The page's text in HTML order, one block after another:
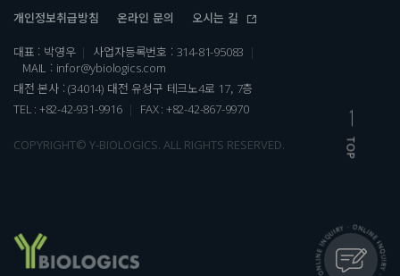
개인정보취급방침 온라인 문의
오시는 길
대표 : 박영우
사업자등록번호 : 314-81-95083
MAIL : infor@ybiologics.com
대전 본사 :(34014) 대전 유성구 테크노4로 17, 7층
TEL : +82-42-931-9916 FAX : +82-42-867-9970
COPYRIGHT© Y-BIOLOGICS. ALL RIGHTS RESERVED.